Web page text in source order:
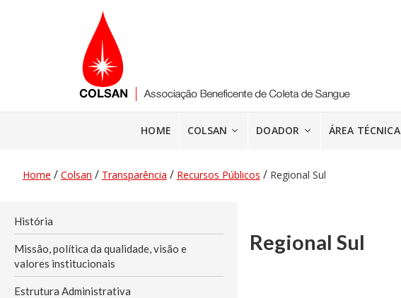
HOME COLSAN DOADOR ÁREA TÉCNICA
Home / Colsan / Transparência / Recursos Públicos / Regional Sul
Regional Sul
História
Missão, política da qualidade, visão e
valores institucionais
Estrutura Administrativa